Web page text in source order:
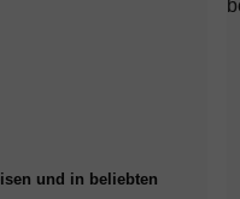
und in beliebten